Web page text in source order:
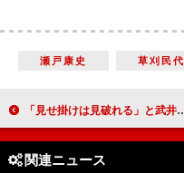
瀬戸康史 草刈民代
「見せ掛けは見破れる」と武井咲 審査のポイントは「スーツの着こなし」
関連ニュース